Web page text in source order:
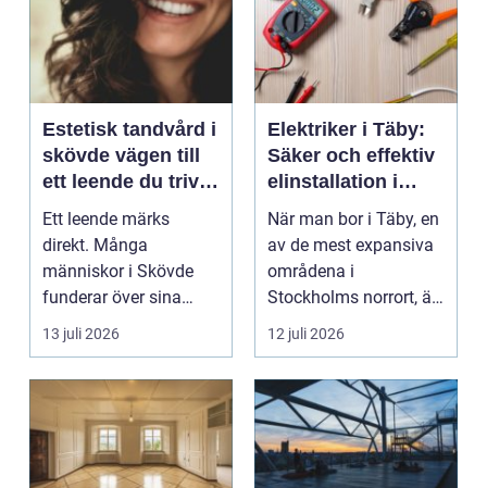
Estetisk tandvård i
skövde vägen till
ett leende du trivs
med
Ett leende märks
direkt. Många
människor i Skövde
funderar över sina
tänder, men skjuter
upp att gör...
13 juli 2026
Elektriker i Täby:
Säker och effektiv
elinstallation i
norrort
När man bor i Täby, en
av de mest expansiva
områdena i
Stockholms norrort, är
b...
12 juli 2026